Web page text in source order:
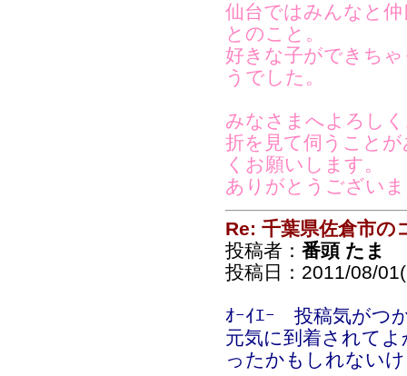
仙台ではみんなと
とのこと。
好きな子ができち
うでした。
みなさまへよろし
折を見て伺うこと
くお願いします。
ありがとうござい
Re: 千葉県佐倉市の
投稿者： 番頭 たま
投稿日：2011/08/
ｵｰｲｴｰ 投稿気がつ
元気に到着されて
ったかもしれない